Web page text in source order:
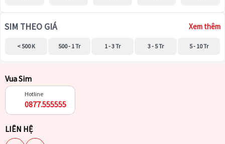
SIM THEO GIÁ Xem thêm
< 500 K 500 - 1 Tr 1 - 3 Tr 3 - 5 Tr 5 - 10 Tr
Vua Sim
Hotline
0877.555555
LIÊN HỆ